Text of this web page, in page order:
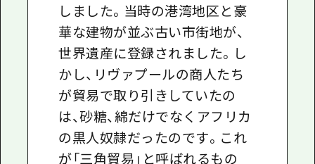
しました。当時の港湾地区と豪
華な建物が並ぶ古い市街地が、
世界遺産に登録されました。し
かし、リヴァプールの商人たち
が貿易で取り引きしていたの
は、砂糖、綿だけでなくアフリカ
の黒人奴隷だったのです。これ
が「三角貿易」と呼ばれるもの